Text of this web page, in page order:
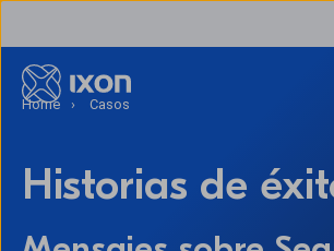
Home Casos
Historias de